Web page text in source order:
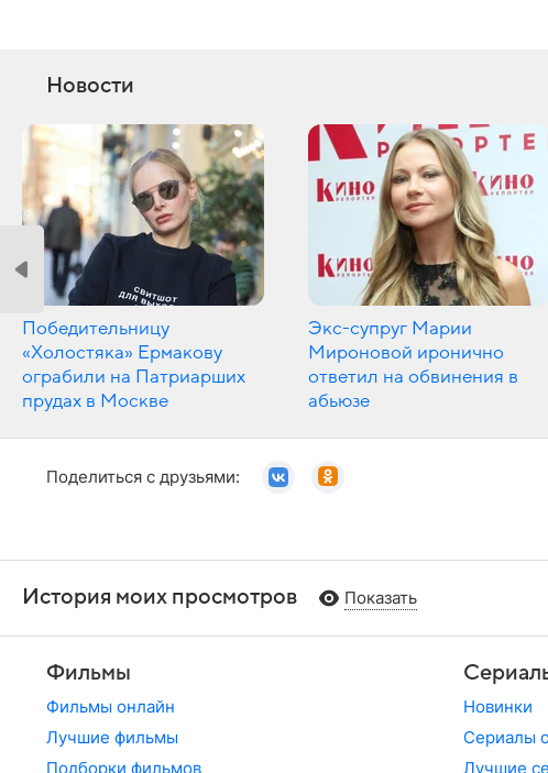
Новости
Победительницу
«Холостяка» Ермакову
ограбили на Патриарших
прудах в Москве
Экс-супруг Марии
Мироновой иронично
ответил на обвинения в
абьюзе
Поделиться с друзьями:
История моих просмотров Показать
Фильмы
Фильмы онлайн
Лучшие фильмы
Подборки фильмов
Новинки
Сериалы
Лучшие